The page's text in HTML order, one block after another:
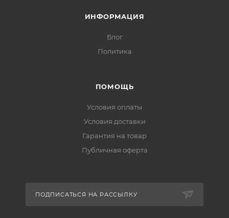
ИНФОРМАЦИЯ
Блог
Политика
ПОМОЩЬ
Условия оплаты
Условия доставки
Гарантия на товар
Публичная оферта
ПОДПИСАТЬСЯ НА РАССЫЛКУ